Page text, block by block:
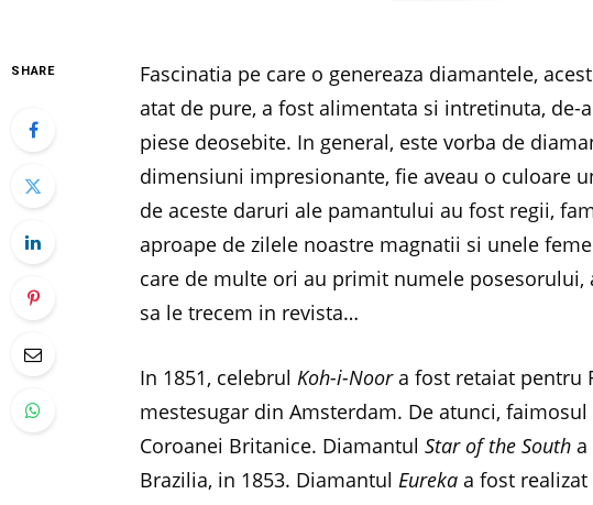
SHARE
Fascinatia pe care o genereaza diamantele,
atat de pure, a fost alimentata si intretinuta, de-
piese deosebite. In general, este vorba de
dimensiuni impresionante, fie aveau o culoare
de aceste daruri ale pamantului au fost regii,
aproape de zilele noastre magnatii si unele
care de multe ori au primit numele
sa le trecem in revista…
In 1851, celebrulKoh-i-Noora fost retaiat pentru
mestesugar din Amsterdam. De atunci,
Coroanei Britanice. DiamantulStar of the South a
Brazilia, in 1853. DiamantulEureka a fost